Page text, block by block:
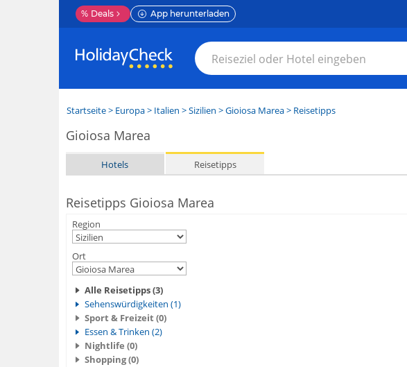
% Deals App herunterladen
Startseite> Europa> Italien >Sizilien >Gioiosa Marea> Reisetipps
Gioiosa Marea
Hotels Reisetipps
Reisetipps Gioiosa Marea
Region
Ort
Alle Reisetipps (3)
Sehenswürdigkeiten (1)
Sport & Freizeit (0)
Essen & Trinken (2)
Nightlife (0)
Shopping (0)